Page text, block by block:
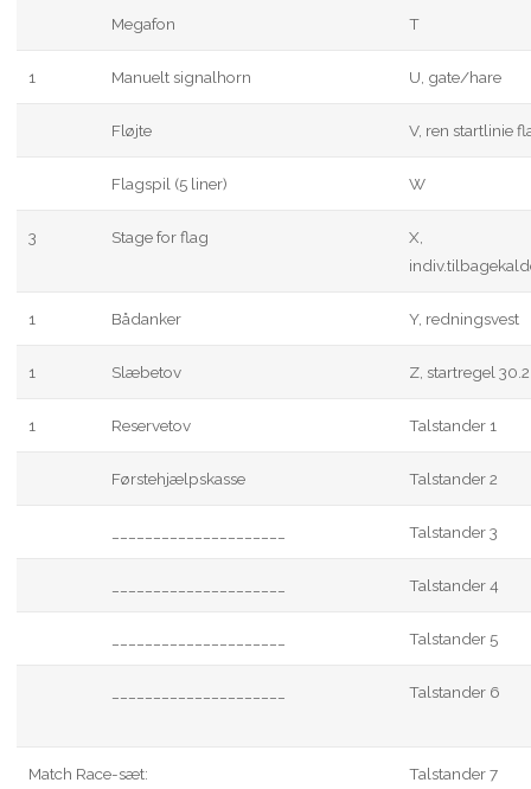
Megafon T
1 Manuelt signalhorn U, gate/hare
Fløjte V, ren startlinie
Flagspil (5 liner) W
3 Stage for flag
X,
1 Bådanker Y, redningsvest
1 Slæbetov Z, startregel 30.2
1 Reservetov Talstander 1
Førstehjælpskasse Talstander 2
Talstander 3
Talstander 4
Talstander 5
Talstander 6
Match Race-sæt: Talstander 7